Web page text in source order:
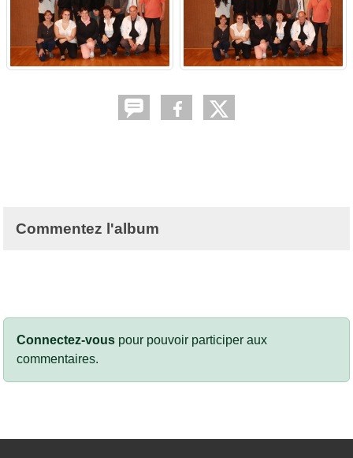
Commentez l'album
Connectez-vous pour pouvoir participer aux
commentaires.